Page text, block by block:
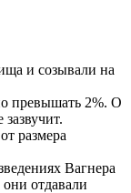
и созывали на
превышать 2%. О
размера
Вагнера
отдавали